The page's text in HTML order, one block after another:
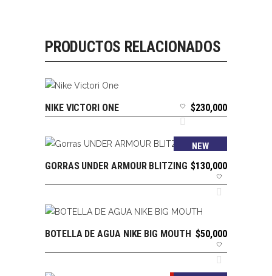
PRODUCTOS RELACIONADOS
SELECCIONAR OPCIONES
NIKE VICTORI ONE $230,000
NEW
AÑADIR AL CARRITO
GORRAS UNDER ARMOUR BLITZING $130,000
AÑADIR AL CARRITO
BOTELLA DE AGUA NIKE BIG MOUTH $50,000